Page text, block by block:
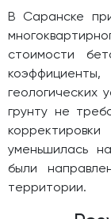
В Саранске
стоимости
геологических
грунту не
уменьшилась
были
территории.